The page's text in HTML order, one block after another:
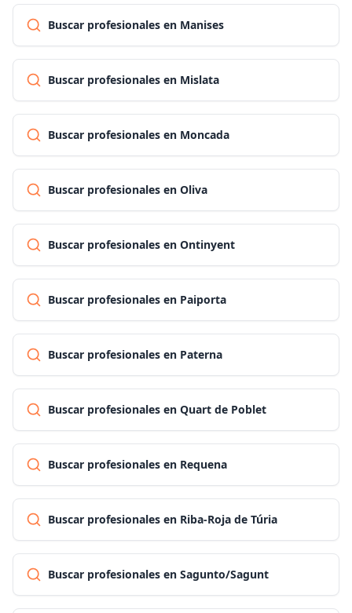
Buscar profesionales en Manises
Buscar profesionales en Mislata
Buscar profesionales en Moncada
Buscar profesionales en Oliva
Buscar profesionales en Ontinyent
Buscar profesionales en Paiporta
Buscar profesionales en Paterna
Buscar profesionales en Quart de Poblet
Buscar profesionales en Requena
Buscar profesionales en Riba-Roja de Túria
Buscar profesionales en Sagunto/Sagunt